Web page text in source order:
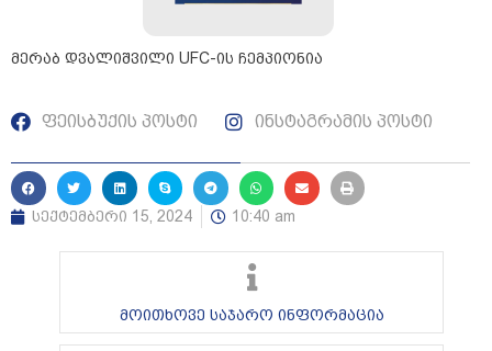
მერაბ დვალიშვილი UFC-ის ჩემპიონია
ფეისბუქის პოსტი ინსტაგრამის პოსტი
სექტემბერი 15, 2024 10:40 am
მოითხოვე საჯარო ინფორმაცია